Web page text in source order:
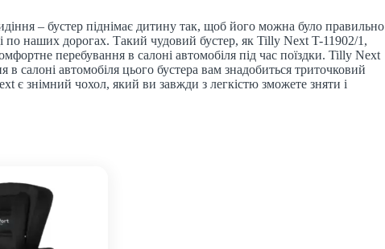
– бустер піднімає дитину так, щоб його можна було правильно
по наших дорогах. Такий чудовий бустер, як Tilly Next T-11902/1,
перебування в салоні автомобіля під час поїздки. Tilly Next
салоні автомобіля цього бустера вам знадобиться триточковий
знімний чохол, який ви завжди з легкістю зможете зняти і